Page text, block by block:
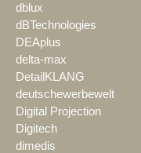
dblux
dBTechnologies
DEAplus
delta-max
DetailKLANG
deutschewerbewelt
Digital Projection
Digitech
dimedis